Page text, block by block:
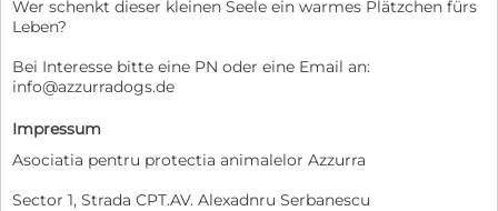
Wer schenkt dieser kleinen Seele ein warmes Plätzchen fürs
Leben?
Bei Interesse bitte eine PN oder eine Email an:
info@azzurradogs.de
Impressum
Asociatia pentru protectia animalelor Azzurra
Sector 1, Strada CPT.AV. Alexadnru Serbanescu